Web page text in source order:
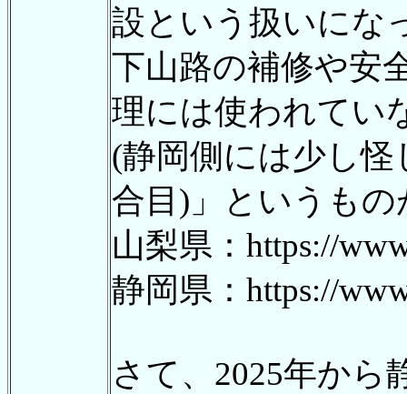
設という扱いにな
下山路の補修や安
理には使われてい
(静岡側には少し
合目)」というも
山梨県：https://
静岡県：https://
さて、2025年から